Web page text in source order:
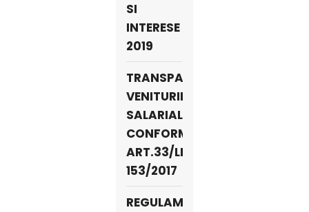
SI
INTERESE
2019
TRANSPARENTA
VENITURILOR
SALARIALE
CONFORM
ART.33/LEGEA
153/2017
REGULAMENT